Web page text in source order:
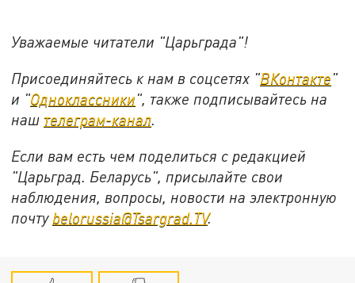
Уважаемые читатели "Царьграда"!
Присоединяйтесь к нам в соцсетях "ВКонтакте"
и "Одноклассники", также подписывайтесь на
наш телеграм-канал.
Если вам есть чем поделиться с редакцией
"Царьград. Беларусь", присылайте свои
наблюдения, вопросы, новости на электронную
почту belorussia@Tsargrad.TV.